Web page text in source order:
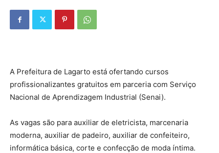
A Prefeitura de Lagarto está ofertando cursos
profissionalizantes gratuitos em parceria com Serviço
Nacional de Aprendizagem Industrial (Senai).
As vagas são para auxiliar de eletricista, marcenaria
moderna, auxiliar de padeiro, auxiliar de confeiteiro,
informática básica, corte e confecção de moda íntima.